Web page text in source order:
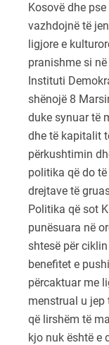
Kosovë dhe
vazhdojnë të
ligjore e
pranishme si
Instituti
shënojë 8
duke synuar të
dhe të kapitalit
përkushtimin
politika që do
drejtave të
Politika që sot
punësuara në
shtesë për
benefitet e
përcaktuar me
menstrual u jep
që lirshëm të
kjo nuk është e